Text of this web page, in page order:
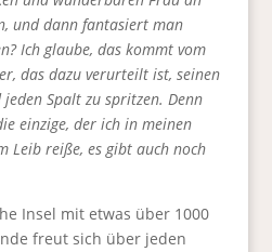
und dann fantasiert man
Ich glaube, das kommt vom
das dazu verurteilt ist, seinen
Spalt zu spritzen. Denn
einzige, der ich in meinen
Leib reiße, es gibt auch noch
Insel mit etwas über 1000
freut sich über jeden